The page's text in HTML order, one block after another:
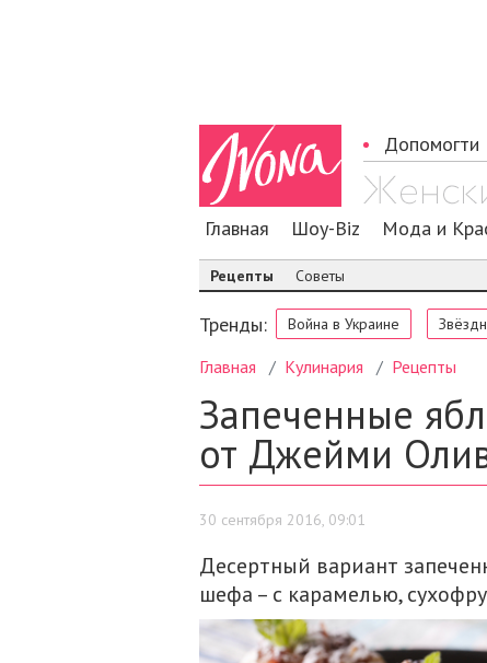
Допомогти
Главная Шоу-Biz Мода и
Рецепты Советы
Тренды: Война в Украине
Главная Кулинария Рецепты
Запеченные
от Джейми
30 сентября 2016, 09:01
Десертный вариант
шефа – с карамелью,